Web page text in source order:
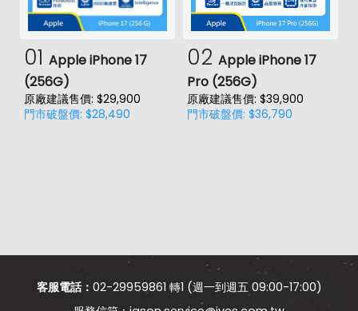
01 Apple iPhone 17
(256G)
原廠建議售價: $29,900
門市破盤價: $28,490
02 Apple iPhone 17
Pro (256G)
原廠建議售價: $39,900
門市破盤價: $36,790
客服電話： 02-29959861 轉1 (週一到週五 09:00-17:00)